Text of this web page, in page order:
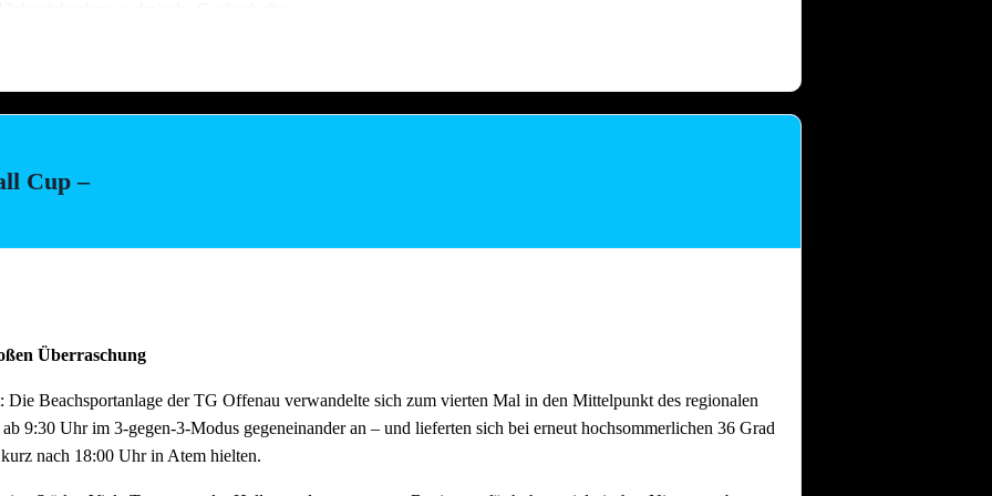
ans Neckarufer kommen!!
Cup –
Überraschung
Beachsportanlage der TG Offenau verwandelte sich zum vierten Mal in den Mittelpunkt des regionalen
9:30 Uhr im 3-gegen-3-Modus gegeneinander an – und lieferten sich bei erneut hochsommerlichen 36 Grad
nach 18:00 Uhr in Atem hielten.